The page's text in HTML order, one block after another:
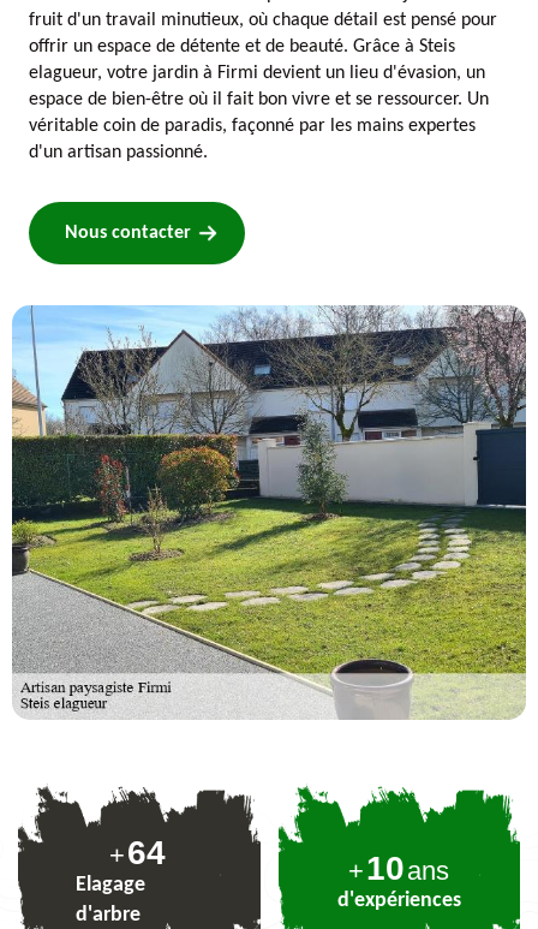
fruit d'un travail minutieux, où chaque détail est pensé pour
offrir un espace de détente et de beauté. Grâce à Steis
elagueur, votre jardin à Firmi devient un lieu d'évasion, un
espace de bien-être où il fait bon vivre et se ressourcer. Un
véritable coin de paradis, façonné par les mains expertes
d'un artisan passionné.
Nous contacter
+78
Elagage
d'arbre
+10ans
d'expériences